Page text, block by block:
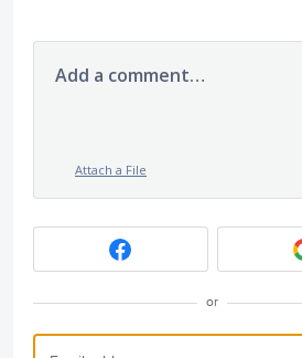
Add a comment…
Attach a File
or